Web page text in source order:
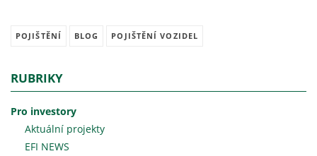
POJIŠTĚNÍ BLOG POJIŠTĚNÍ VOZIDEL
RUBRIKY
Pro investory
Aktuální projekty
EFI NEWS